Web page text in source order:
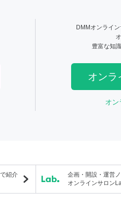
DMMオンライ
豊富な知
オンラ
オン
紹介
企画・開設・運営
オンラインサロン